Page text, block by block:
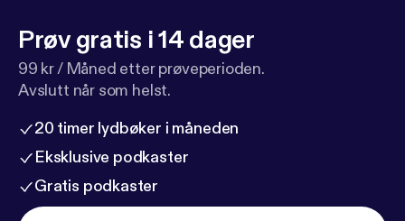
Prøv gratis i 14 dager
99 kr / Måned etter prøveperioden.
Avslutt når som helst.
20 timer lydbøker i måneden
Eksklusive podkaster
Gratis podkaster